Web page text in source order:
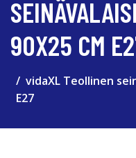
90X25 CM
vidaXL Teollinen
E27